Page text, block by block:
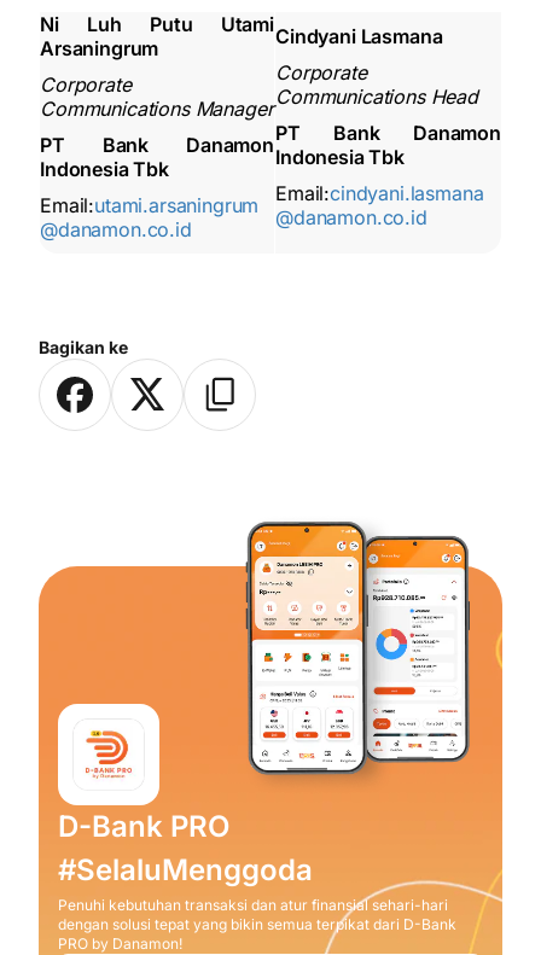
Bagikan ke
Ni Luh Putu Utami
Arsaningrum
Corporate
Communications Manager
PT Bank Danamon
Indonesia Tbk
Email:utami.arsaningrum
@danamon.co.id
Cindyani Lasmana
Corporate
Communications Head
PT Bank Danamon
Indonesia Tbk
Email:cindyani.lasmana
@danamon.co.id
D-Bank PRO
#SelaluMenggoda
Penuhi kebutuhan transaksi dan atur finansial sehari-hari
dengan solusi tepat yang bikin semua terpikat dari D-Bank
PRO by Danamon!